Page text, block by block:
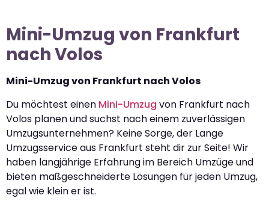
Mini-Umzug von Frankfurt
nach Volos
Mini-Umzug von Frankfurt nach Volos
Du möchtest einen Mini-Umzug von Frankfurt nach
Volos planen und suchst nach einem zuverlässigen
Umzugsunternehmen? Keine Sorge, der Lange
Umzugsservice aus Frankfurt steht dir zur Seite! Wir
haben langjährige Erfahrung im Bereich Umzüge und
bieten maßgeschneiderte Lösungen für jeden Umzug,
egal wie klein er ist.